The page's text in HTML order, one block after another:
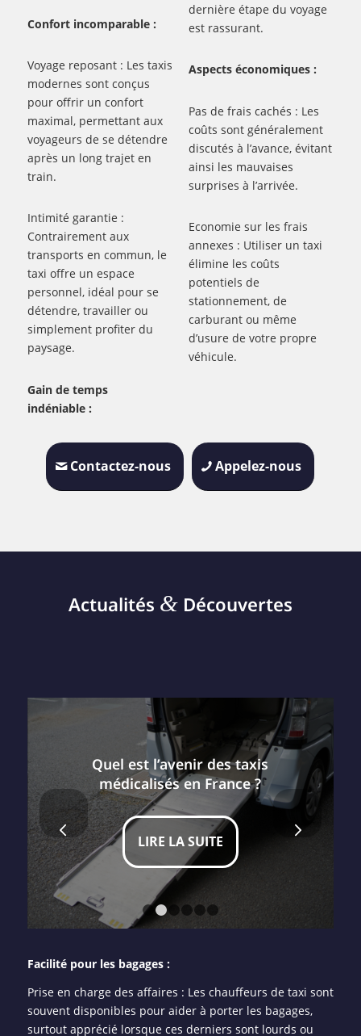
Confort incomparable :
Voyage reposant : Les taxis
modernes sont conçus
pour offrir un confort
maximal, permettant aux
voyageurs de se détendre
après un long trajet en
train.
Intimité garantie :
Contrairement aux
transports en commun, le
taxi offre un espace
personnel, idéal pour se
détendre, travailler ou
simplement profiter du
paysage.
Gain de temps
indéniable :
dernière étape du voyage
est rassurant.
Aspects économiques :
Pas de frais cachés : Les
coûts sont généralement
discutés à l’avance, évitant
ainsi les mauvaises
surprises à l’arrivée.
Economie sur les frais
annexes : Utiliser un taxi
élimine les coûts
potentiels de
stationnement, de
carburant ou même
d’usure de votre propre
véhicule.
Contactez-nous Appelez-nous
Actualités &Découvertes
Quel est l’avenir des taxis
médicalisés en France ?
LIRE LA SUITE
Suivant
Facilité pour les bagages :
Prise en charge des affaires : Les chauffeurs de taxi sont
souvent disponibles pour aider à porter les bagages,
surtout apprécié lorsque ces derniers sont lourds ou